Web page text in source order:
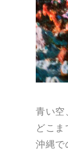
青い空
どこま
沖縄で